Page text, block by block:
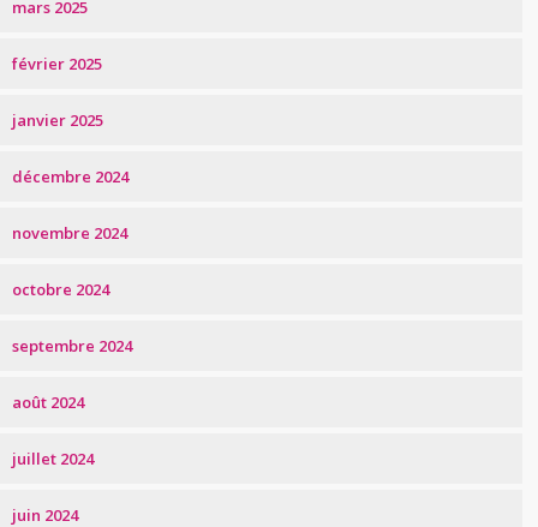
mars 2025
février 2025
janvier 2025
décembre 2024
novembre 2024
octobre 2024
septembre 2024
août 2024
juillet 2024
juin 2024